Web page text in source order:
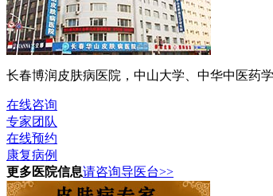
长春博润皮肤病医院，中山大学、中华中医药
在线咨询
专家团队
在线预约
康复病例
更多医院信息请咨询导医台>>